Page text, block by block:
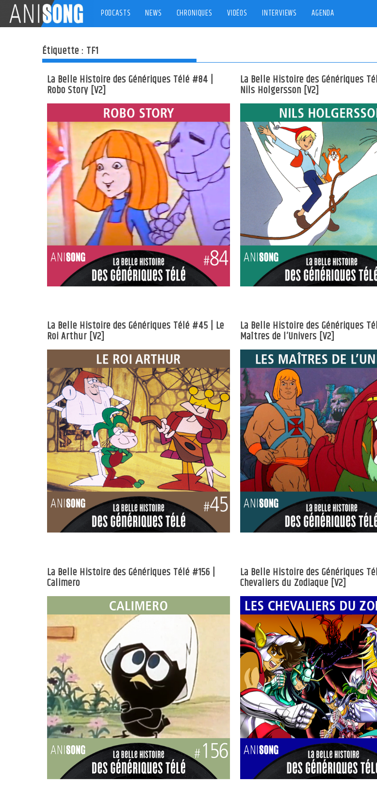
content
PODCASTS NEWS CHRONIQUES VIDÉOS INTERVIEWS AGENDA
Étiquette : TF1
La Belle Histoire des Génériques Télé #84 |
Robo Story [V2]
La Belle Histoire des Génériques
Nils Holgersson [V2]
La Belle Histoire des Génériques Télé #45 | Le
Roi Arthur [V2]
La Belle Histoire des Génériques
Maîtres de l’Univers [V2]
La Belle Histoire des Génériques Télé #156 |
Calimero
La Belle Histoire des Génériques
Chevaliers du Zodiaque [V2]